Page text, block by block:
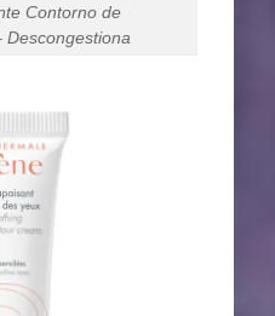
Contorno de
Descongestiona